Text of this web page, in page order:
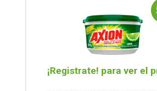
¡Registrate! para ver el